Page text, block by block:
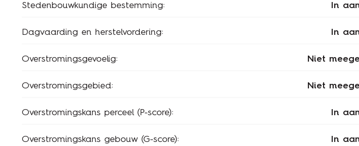
Stedenbouwkundige bestemming: In
Dagvaarding en herstelvordering: In
Overstromingsgevoelig: Niet
Overstromingsgebied: Niet
Overstromingskans perceel (P-score): In
Overstromingskans gebouw (G-score): In